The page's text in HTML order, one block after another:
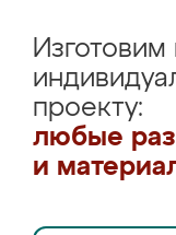
Изготовим
проекту:
любые
и